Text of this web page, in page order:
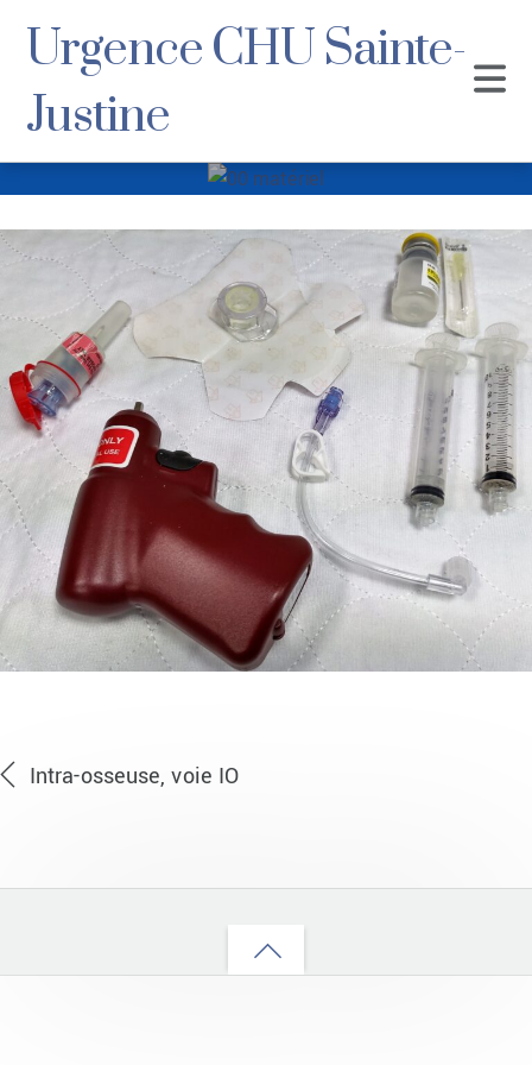
Urgence CHU Sainte-
Justine
00 matériel
Intra-osseuse, voie IO
Back